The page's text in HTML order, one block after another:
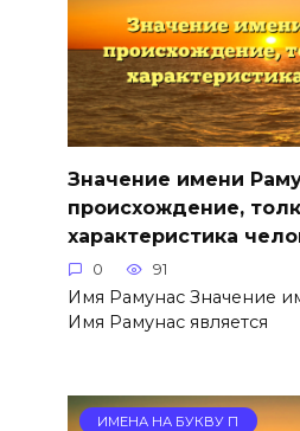
Значение имени
происхождение,
характеристика
0 91
Имя Рамунас Значение
Имя Рамунас является
ИМЕНА НА БУКВУ П